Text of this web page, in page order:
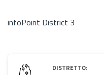
infoPoint District 3
DISTRETTO: